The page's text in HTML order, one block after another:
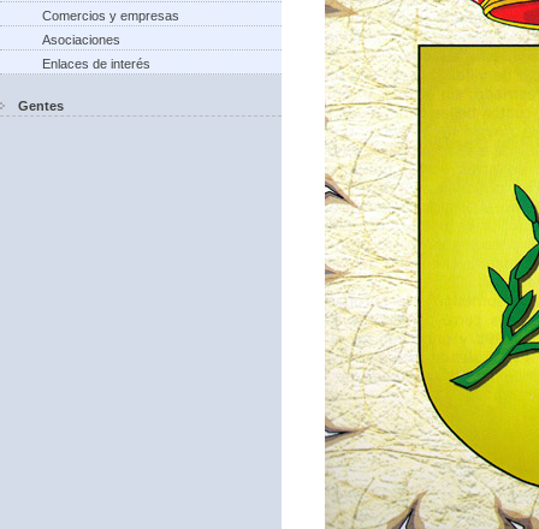
Comercios y empresas
Asociaciones
Enlaces de interés
Gentes